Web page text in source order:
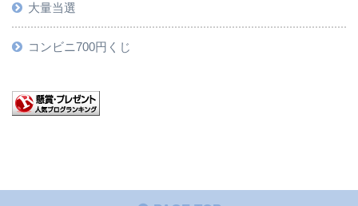
大量当選
コンビニ700円くじ